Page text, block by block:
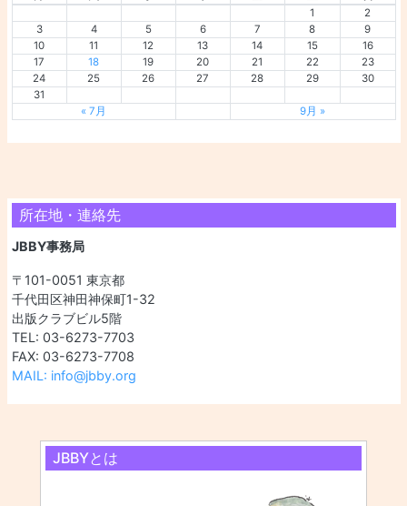
1
2
3
4 5 6 7 8
9
10
11 12 13 14 15
16
17
18 19 20 21 22
23
24
25 26 27 28 29
30
31
« 7月
9月 »
所在地・連絡先
JBBY事務局
〒101-0051 東京都
千代田区神田神保町1-32
出版クラブビル5階
TEL: 03-6273-7703
FAX: 03-6273-7708
MAIL: info@jbby.org
JBBYとは